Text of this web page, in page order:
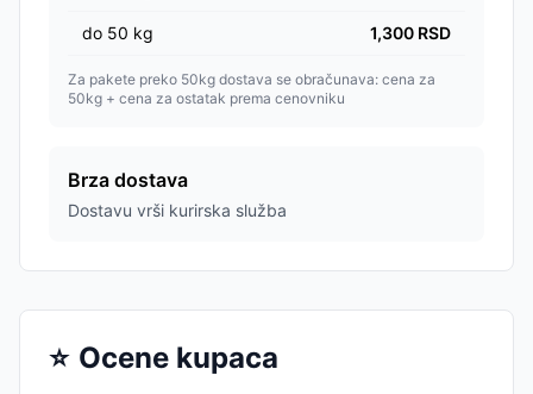
do 50 kg 1,300 RSD
Za pakete preko 50kg dostava se obračunava: cena za
50kg + cena za ostatak prema cenovniku
Brza dostava
Dostavu vrši kurirska služba
⭐ Ocene kupaca